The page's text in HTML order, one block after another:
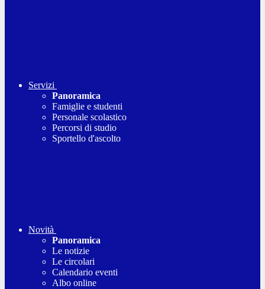
Servizi
Panoramica
Famiglie e studenti
Personale scolastico
Percorsi di studio
Sportello d'ascolto
Novità
Panoramica
Le notizie
Le circolari
Calendario eventi
Albo online